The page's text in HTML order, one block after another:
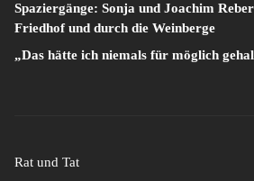
Spaziergänge: Sonja und Joachim
Friedhof und durch die Weinberge
„Das hätte ich niemals für möglich
Rat und Tat